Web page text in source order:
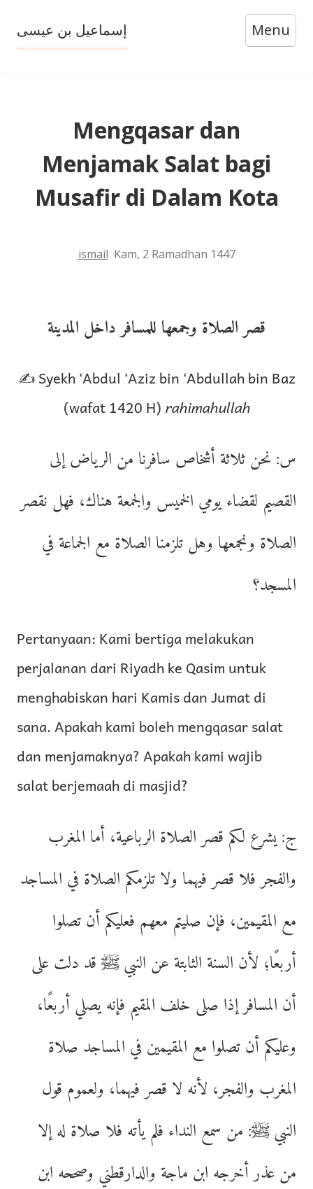
content
إسماعيل بن عيسى Menu
Mengqasar dan
Menjamak Salat bagi
Musafir di Dalam Kota
ismail Kam, 2 Ramadhan 1447
قصر الصلاة وجمعها للمسافر داخل المدينة
✍️ Syekh ‘Abdul ‘Aziz bin ‘Abdullah bin Baz
(wafat 1420 H) rahimahullah
س: نحن ثلاثة أشخاص سافرنا من الرياض إلى
القصيم لقضاء يومي الخميس والجمعة هناك، فهل نقصر
الصلاة ونجمعها وهل تلزمنا الصلاة مع الجماعة في
المسجد؟
Pertanyaan: Kami bertiga melakukan
perjalanan dari Riyadh ke Qasim untuk
menghabiskan hari Kamis dan Jumat di
sana. Apakah kami boleh mengqasar salat
dan menjamaknya? Apakah kami wajib
salat berjemaah di masjid?
ج: يشرع لكم قصر الصلاة الرباعية، أما المغرب
والفجر فلا قصر فيهما ولا تلزمكم الصلاة في المساجد
مع المقيمين، فإن صليتم معهم فعليكم أن تصلوا
أربعًا؛ لأن السنة الثابتة عن النبي ﷺ قد دلت على
أن المسافر إذا صلى خلف المقيم فإنه يصلي أربعًا،
وعليكم أن تصلوا مع المقيمين في المساجد صلاة
المغرب والفجر، لأنه لا قصر فيهما، ولعموم قول
النبي ﷺ: من سمع النداء فلم يأته فلا صلاة له إلا
من عذر أخرجه ابن ماجة والدارقطني وصححه ابن